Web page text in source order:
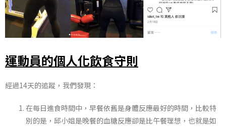
運動員的個人化飲食守則
經過14天的追蹤，我們發現：
在每日進食時間中，早餐依舊是身體反應最好的時間，比較特
別的是，邱小姐是晚餐的血糖反應卻是比午餐理想，也就是如